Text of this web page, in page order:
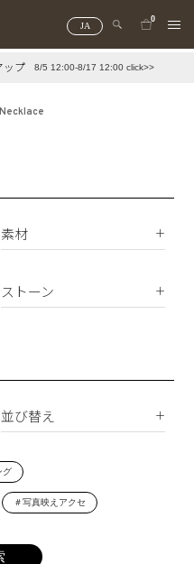
JA
0
＃写真映えアクセ
ップ 8/5 12:00-8/17 12:00 click>>
素材
K10
サージカルステンレス
ストーン
ジルコニア
並び替え
価格が安い順
価格が高い順
レビュー順
グ
＃写真映えアクセ